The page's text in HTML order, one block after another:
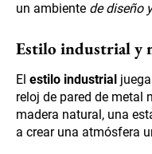
un ambiente de diseño
Estilo industrial y
El estilo industrial
reloj de pared de metal
madera natural, una
a crear una atmósfera